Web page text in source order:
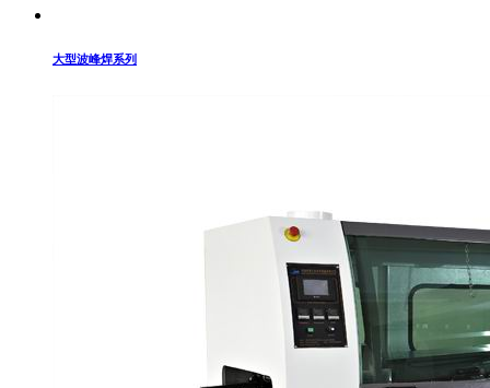
大型波峰焊系列